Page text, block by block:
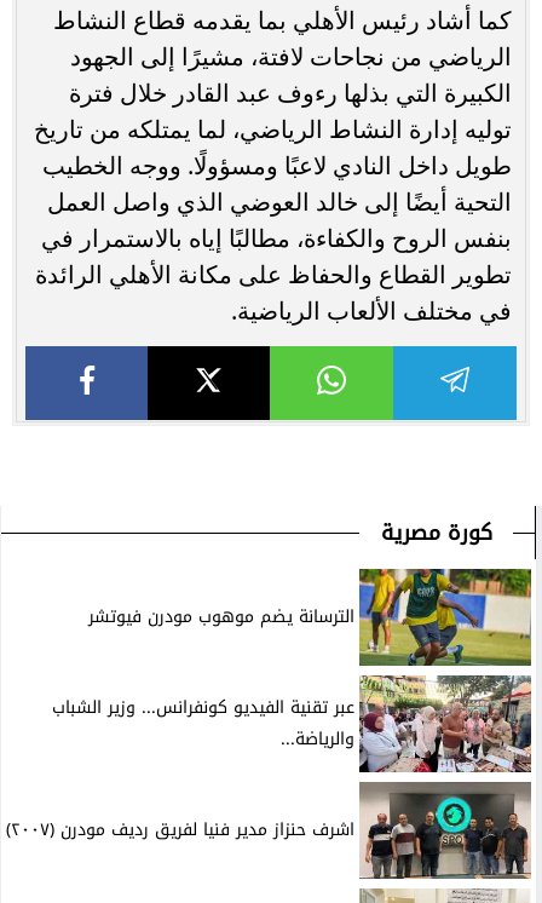
كما أشاد رئيس الأهلي بما يقدمه قطاع النشاط
الرياضي من نجاحات لافتة، مشيرًا إلى الجهود
الكبيرة التي بذلها رءوف عبد القادر خلال فترة
توليه إدارة النشاط الرياضي، لما يمتلكه من تاريخ
طويل داخل النادي لاعبًا ومسؤولًا. ووجه الخطيب
التحية أيضًا إلى خالد العوضي الذي واصل العمل
بنفس الروح والكفاءة، مطالبًا إياه بالاستمرار في
تطوير القطاع والحفاظ على مكانة الأهلي الرائدة
في مختلف الألعاب الرياضية.
كورة مصرية
الترسانة يضم موهوب مودرن فيوتشر
عبر تقنية الفيديو كونفرانس... وزير الشباب
والرياضة...
اشرف حنزاز مدير فنيا لفريق رديف مودرن (٢٠٠٧)